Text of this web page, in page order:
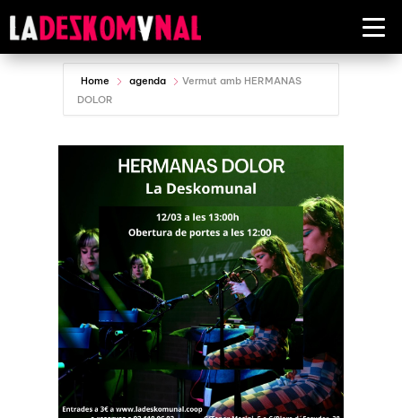
Home agenda
Vermut amb HERMANAS
DOLOR